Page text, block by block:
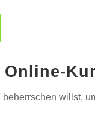
willst,